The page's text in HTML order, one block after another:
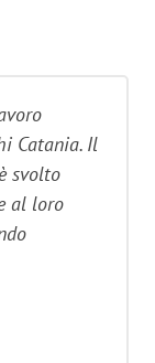
Catania. Il
svolto
al loro